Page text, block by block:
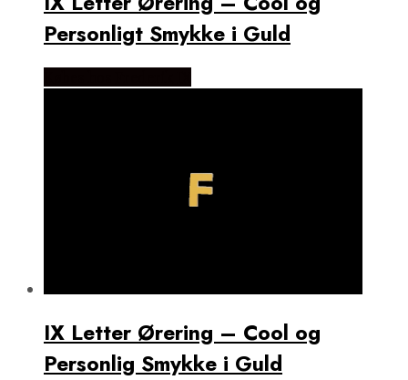
Personligt Smykke i Guld
IX Letter Ørering – Cool og
Personlig Smykke i Guld